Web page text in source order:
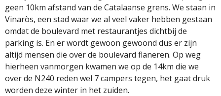
geen 10km afstand van de Catalaanse grens. We staan in
Vinaròs, een stad waar we al veel vaker hebben gestaan
omdat de boulevard met restaurantjes dichtbij de
parking is. En er wordt gewoon gewoond dus er zijn
altijd mensen die over de boulevard flaneren. Op weg
hierheen vanmorgen kwamen we op de 14km die we
over de N240 reden wel 7 campers tegen, het gaat druk
worden deze winter in het zuiden.